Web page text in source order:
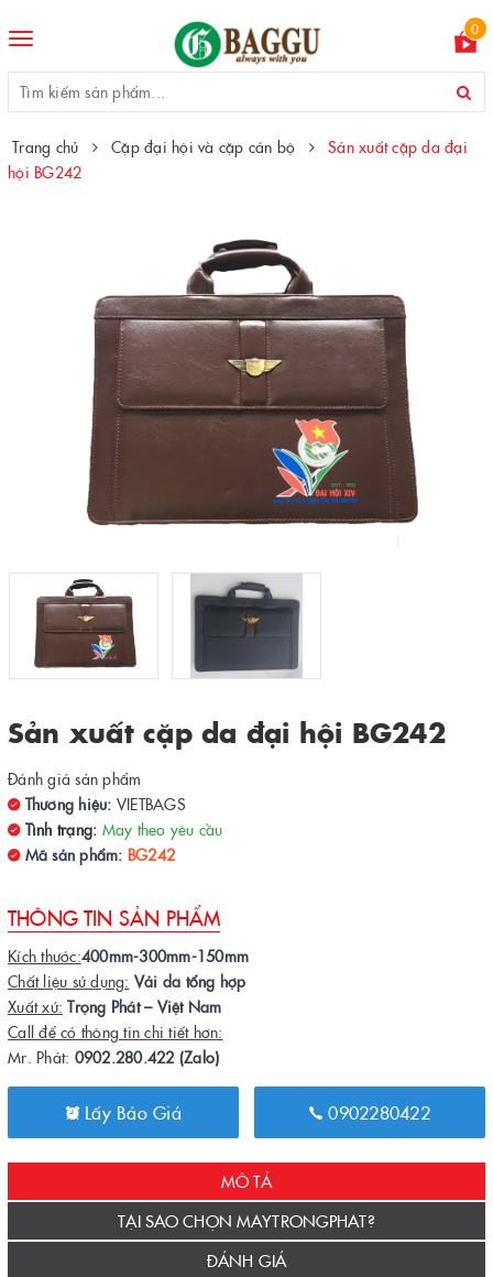
Toggle
0
Trang chủ Cặp đại hội và cặp cán bộ
Sản xuất cặp da đại
hội BG242
Sản xuất cặp da đại hội BG242
Đánh giá sản phẩm
Thương hiệu: VIETBAGS
Tình trạng: May theo yêu cầu
Mã sản phẩm: BG242
THÔNG TIN SẢN PHẨM
Kích thước:400mm-300mm-150mm
Chất liệu sử dụng: Vải da tổng hợp
Xuất xứ: Trọng Phát – Việt Nam
Call để có thông tin chi tiết hơn:
Mr. Phát: 0902.280.422 (Zalo)
Lấy Báo Giá 0902280422
MÔ TẢ
TẠI SAO CHỌN MAYTRONGPHAT?
ĐÁNH GIÁ